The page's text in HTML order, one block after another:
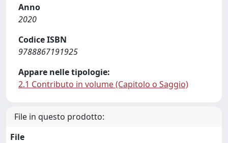
Anno
2020
Codice ISBN
9788867191925
Appare nelle tipologie:
2.1 Contributo in volume (Capitolo o Saggio)
File in questo prodotto:
File